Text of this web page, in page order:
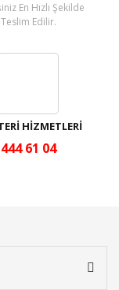
En Hızlı Şekilde
Teslim Edilir.
HİZMETLERİ
444 61 04